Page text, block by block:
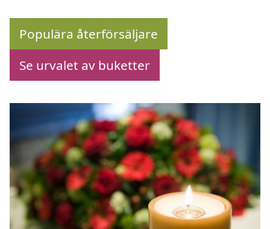
Populära återförsäljare
Se urvalet av buketter